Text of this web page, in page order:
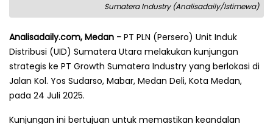
Sumatera Industry (Analisadaily/Istimewa)
Analisadaily.com, Medan - PT PLN (Persero) Unit Induk
Distribusi (UID) Sumatera Utara melakukan kunjungan
strategis ke PT Growth Sumatera Industry yang berlokasi di
Jalan Kol. Yos Sudarso, Mabar, Medan Deli, Kota Medan,
pada 24 Juli 2025.
Kunjungan ini bertujuan untuk memastikan keandalan